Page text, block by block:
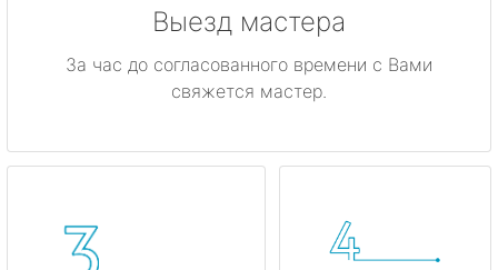
Выезд мастера
За час до согласованного времени с Вами
свяжется мастер.